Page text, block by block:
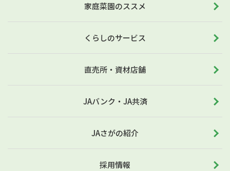
家庭菜園のススメ
くらしのサービス
直売所・資材店舗
JAバンク・JA共済
JAさがの紹介
採用情報